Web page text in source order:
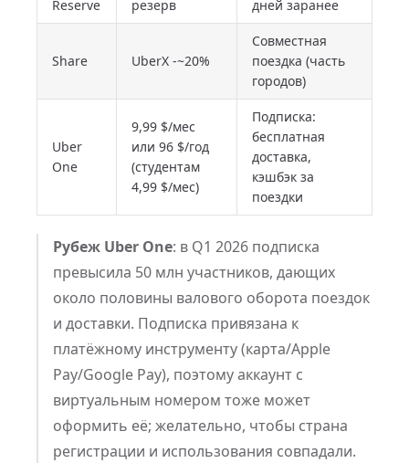
Reserve
резерв
дней заранее
Share UberX -~20%
Совместная
поездка (часть
городов)
Uber
One
9,99 $/мес
или 96 $/год
(студентам
4,99 $/мес)
Подписка:
бесплатная
доставка,
кэшбэк за
поездки
Рубеж Uber One: в Q1 2026 подписка
превысила 50 млн участников, дающих
около половины валового оборота поездок
и доставки. Подписка привязана к
платёжному инструменту (карта/Apple
Pay/Google Pay), поэтому аккаунт с
виртуальным номером тоже может
оформить её; желательно, чтобы страна
регистрации и использования совпадали.